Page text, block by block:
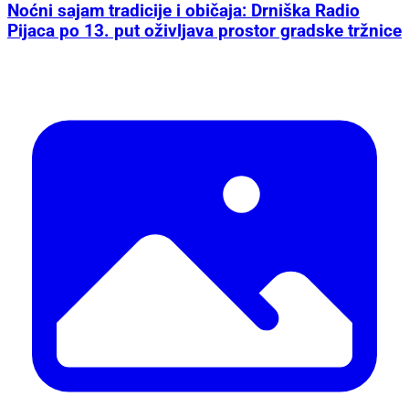
Noćni sajam tradicije i običaja: Drniška Radio
Pijaca po 13. put oživljava prostor gradske tržnice